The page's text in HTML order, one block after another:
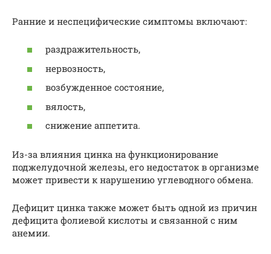
Ранние и неспецифические симптомы включают:
раздражительность,
нервозность,
возбужденное состояние,
вялость,
снижение аппетита.
Из-за влияния цинка на функционирование
поджелудочной железы, его недостаток в организме
может привести к нарушению углеводного обмена.
Дефицит цинка также может быть одной из причин
дефицита фолиевой кислоты и связанной с ним
анемии.